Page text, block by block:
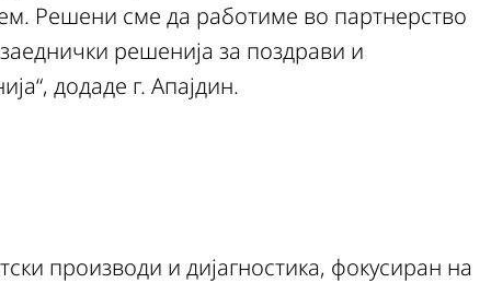
Решени сме да работиме во партнерство
решенија за поздрави и
додаде г. Апајдин.
производи и дијагностика, фокусиран на